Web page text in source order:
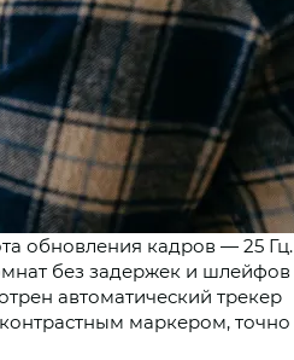
обновления кадров — 25 Гц.
без задержек и шлейфов
автоматический трекер
маркером, точно